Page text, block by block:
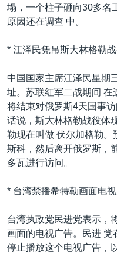
塌，一个柱子砸向30多名
原因还在调查 中。
* 江泽民凭吊斯大林格勒
中国国家主席江泽民星期
址。苏联红军二战期间 在
将结束对俄罗斯4天国事
话说，斯大林格勒战役体
勒现在叫做 伏尔加格勒
斯科，然后离开俄罗斯，
多瓦进行访问。
* 台湾禁播希特勒画面电
台湾执政党民进党表示，
画面的电视广告。民进
停止播放这个电视广告，